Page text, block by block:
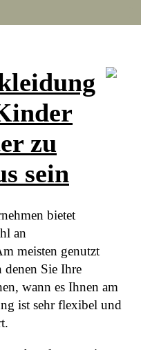
zu
sein
bietet
an
meisten genutzt
denen Sie Ihre
wann es Ihnen am
ist sehr flexibel und